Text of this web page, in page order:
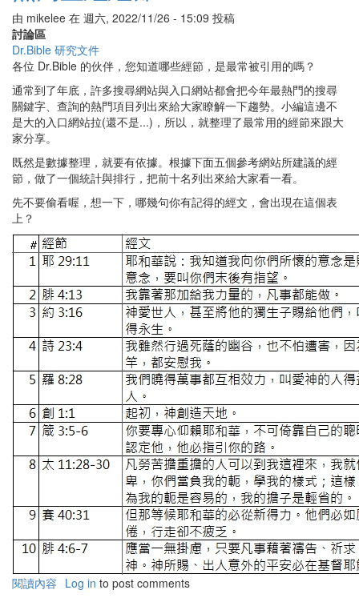
福
節
由 mikelee 在 週六, 2022/11/26 - 15:09 投稿
討論區
Dr.Bible 研究文件
各位 Dr.Bible 的伙伴，您知道哪些經節，是最常被引用的嗎？
通常到了年底，許多搜尋網站與入口網站都會把今年最熱門的搜尋
關鍵字、查詢的熱門項目列出來給大家瞭解一下趨勢。小編這邊不
是大的入口網站拉(還不是...)，所以，就整理了最常用的經節來跟大
家分享。
既然是數據整理，就要有依據。根據下面五個參考網站所建議的經
節，做了一個統計與排行，把前十名列出來給大家看一看。
先不要偷看喔，想一下，哪幾句你有記得的經文，會出現在這個表
上？
閱讀內容 有Log in to post comments